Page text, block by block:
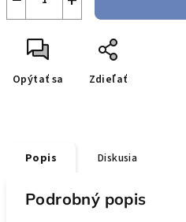
Opýtať sa Zdieľať
Popis Diskusia
Podrobný popis